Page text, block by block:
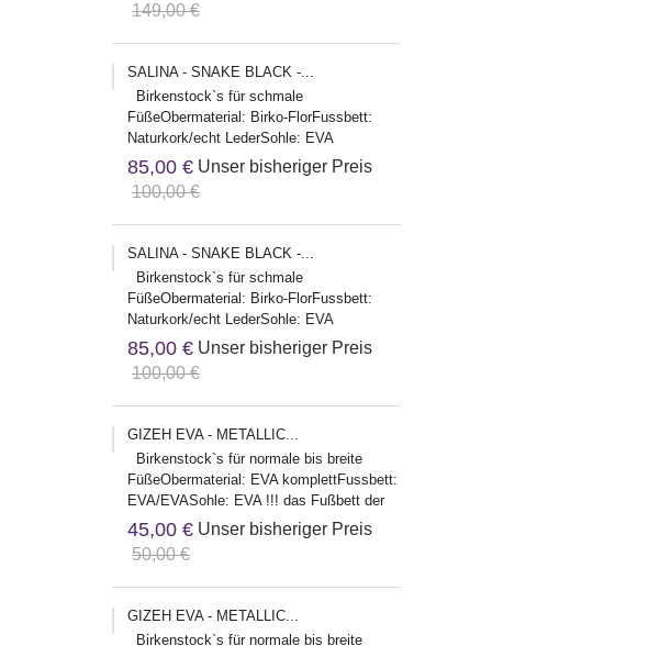
149,00 €
SALINA - SNAKE BLACK -...
Birkenstock`s für schmale
FüßeObermaterial: Birko-FlorFussbett:
Naturkork/echt LederSohle: EVA
Herstelleradresse:Birkenstock Global
Sales...
85,00 € Unser bisheriger Preis
100,00 €
SALINA - SNAKE BLACK -...
Birkenstock`s für schmale
FüßeObermaterial: Birko-FlorFussbett:
Naturkork/echt LederSohle: EVA
Herstelleradresse:Birkenstock Global
Sales...
85,00 € Unser bisheriger Preis
100,00 €
GIZEH EVA - METALLIC...
Birkenstock`s für normale bis breite
FüßeObermaterial: EVA komplettFussbett:
EVA/EVASohle: EVA !!! das Fußbett der
EVA Modelle fällt etwas...
45,00 € Unser bisheriger Preis
50,00 €
GIZEH EVA - METALLIC...
Birkenstock`s für normale bis breite